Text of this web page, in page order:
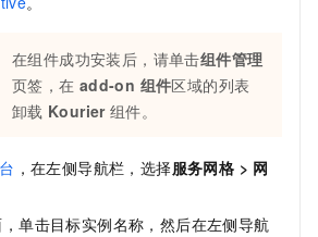
在组件成功安装后，请单击组件管理
页签，在 add-on 组件区域的列表
卸载 Kourier 组件。
，在左侧导航栏，选择服务网格 > 网
单击目标实例名称，然后在左侧导航